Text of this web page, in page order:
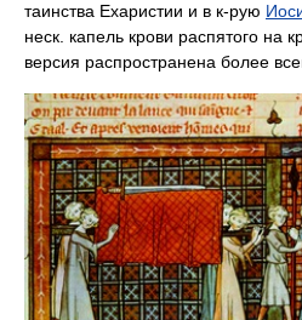
таинства Ехаристии и в к-рую
неск. капель крови распятого на
версия распространена более